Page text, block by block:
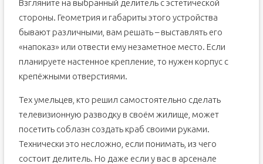
Взгляните на выбранный делитель с эстетической
стороны. Геометрия и габариты этого устройства
бывают различными, вам решать – выставлять его
«напоказ» или отвести ему незаметное место. Если
планируете настенное крепление, то нужен корпус с
крепёжными отверстиями.
Тех умельцев, кто решил самостоятельно сделать
телевизионную разводку в своём жилище, может
посетить соблазн создать краб своими руками.
Технически это несложно, если понимать, из чего
состоит делитель. Но даже если у вас в арсенале